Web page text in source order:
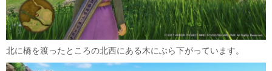
北に橋を渡ったところの北西にある木にぶら下がっています。